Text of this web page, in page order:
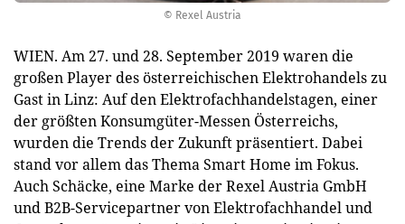
© Rexel Austria
WIEN. Am 27. und 28. September 2019 waren die
großen Player des österreichischen Elektrohandels zu
Gast in Linz: Auf den Elektrofachhandelstagen, einer
der größten Konsumgüter-Messen Österreichs,
wurden die Trends der Zukunft präsentiert. Dabei
stand vor allem das Thema Smart Home im Fokus.
Auch Schäcke, eine Marke der Rexel Austria GmbH
und B2B-Servicepartner von Elektrofachhandel und